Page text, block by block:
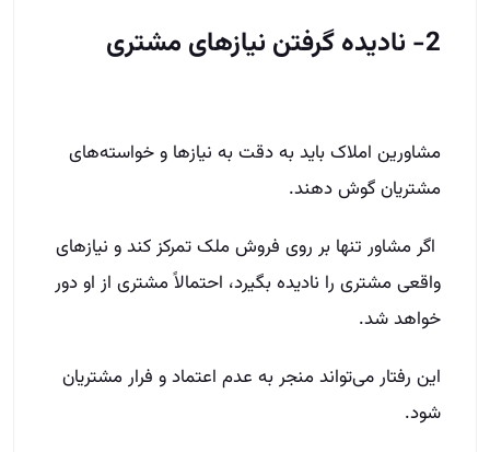
2- نادیده گرفتن نیازهای مشتری
مشاورین املاک باید به دقت به نیازها و خواسته‌های
مشتریان گوش دهند.
اگر مشاور تنها بر روی فروش ملک تمرکز کند و نیازهای
واقعی مشتری را نادیده بگیرد، احتمالاً مشتری از او دور
خواهد شد.
این رفتار می‌تواند منجر به عدم اعتماد و فرار مشتریان
شود.